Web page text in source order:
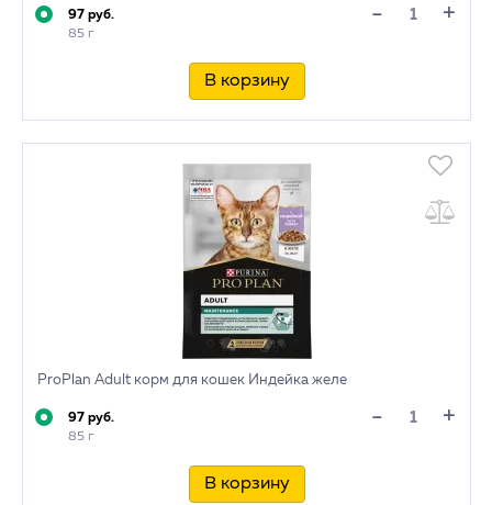
97 руб.
85 г
- +
В корзину
ProPlan Adult корм для кошек Индейка желе
97 руб.
85 г
- +
В корзину